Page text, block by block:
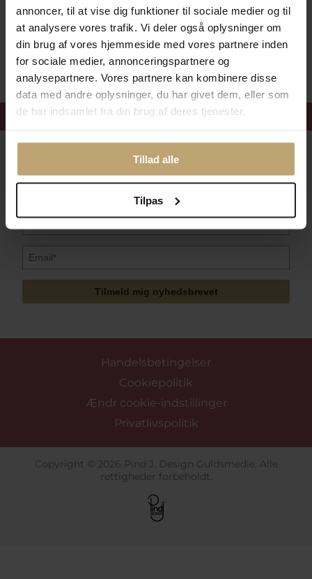
annoncer, til at vise dig funktioner til sociale medier og til
at analysere vores trafik. Vi deler også oplysninger om
din brug af vores hjemmeside med vores partnere inden
for sociale medier, annonceringspartnere og
analysepartnere. Vores partnere kan kombinere disse
data med andre oplysninger, du har givet dem, eller som
de har indsamlet fra din brug af deres tjenester.
Tillad alle
Tilpas
Sikker Og Tryg E-Handel
Få 15% velkomstrabat
Følg med i vores nyhedsbrev
Læs mere her
Tilmeld mig nyhedsbrevet
Handelsbetingelser
Cookiepolitik
Ændr cookie-indstillinger
Privatlivspolitik
Copyright © 2026 Pind J. Design Guldsmedie. Alle
rettigheder forbeholdt.